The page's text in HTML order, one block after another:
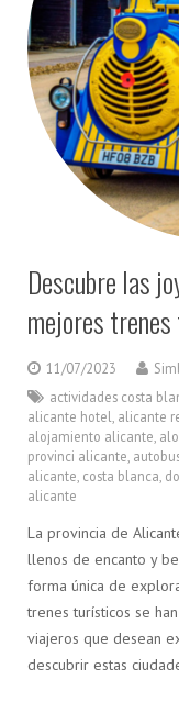
Descubre las
mejores
11/07/2023
actividades costa
alicante hotel alicante
alojamiento alicante
provinci alicante
alicante costa blanca
alicante
La provincia de
llenos de encanto y
forma única de
trenes turísticos se
viajeros que desean
descubrir estas